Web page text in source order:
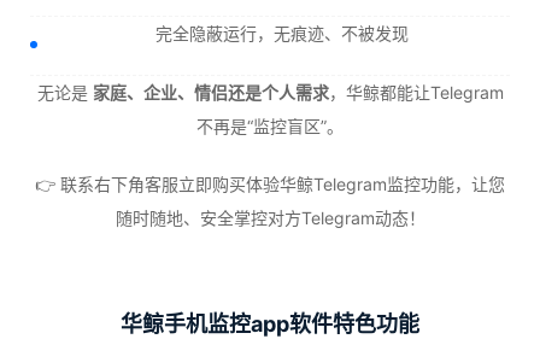
完全隐蔽运行，无痕迹、不被发现
无论是 家庭、企业、情侣还是个人需求，华鲸都能让Telegram
不再是“监控盲区”。
👉 联系右下角客服立即购买体验华鲸Telegram监控功能，让您
随时随地、安全掌控对方Telegram动态！
华鲸手机监控app软件特色功能